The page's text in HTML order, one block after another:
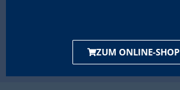
ZUM ONLINE-SHOP